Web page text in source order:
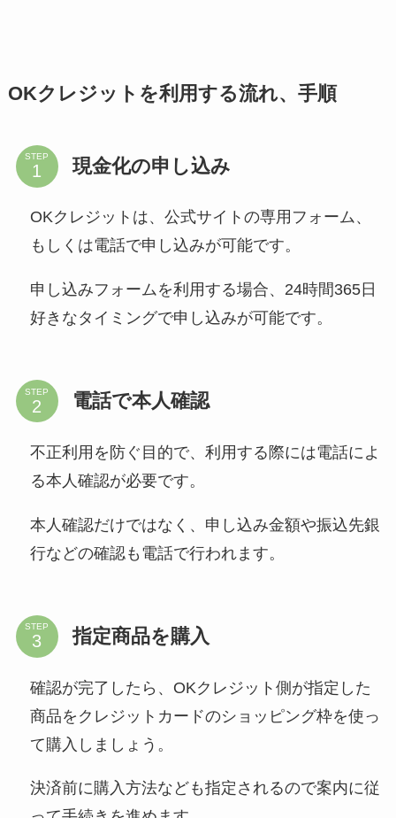
OKクレジットを利用する流れ、手順
STEP 現金化の申し込み
OKクレジットは、公式サイトの専用フォーム、
もしくは電話で申し込みが可能です。
申し込みフォームを利用する場合、24時間365日
好きなタイミングで申し込みが可能です。
STEP 電話で本人確認
不正利用を防ぐ目的で、利用する際には電話によ
る本人確認が必要です。
本人確認だけではなく、申し込み金額や振込先銀
行などの確認も電話で行われます。
STEP 指定商品を購入
確認が完了したら、OKクレジット側が指定した
商品をクレジットカードのショッピング枠を使っ
て購入しましょう。
決済前に購入方法なども指定されるので案内に従